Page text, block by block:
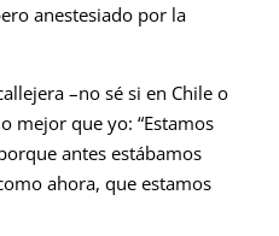
anestesiado por la
–no sé si en Chile o
mejor que yo: “Estamos
antes estábamos
ahora, que estamos